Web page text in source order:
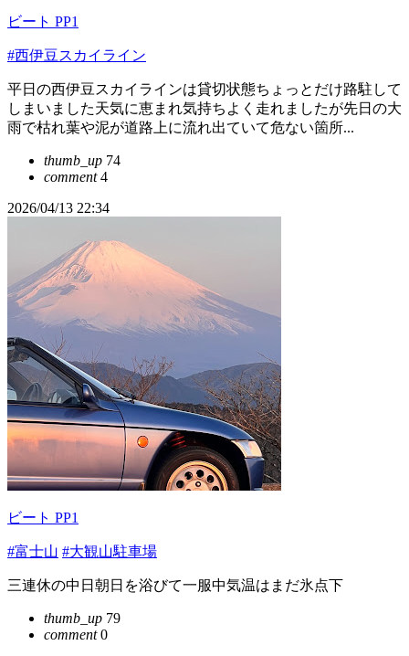
ビート PP1
#西伊豆スカイライン
平日の西伊豆スカイラインは貸切状態ちょっとだけ路駐して
しまいました天気に恵まれ気持ちよく走れましたが先日の大
雨で枯れ葉や泥が道路上に流れ出ていて危ない箇所...
thumb_up 74
comment4
2026/04/13 22:34
ビート PP1
#富士山 #大観山駐車場
三連休の中日朝日を浴びて一服中気温はまだ氷点下
thumb_up 79
comment0